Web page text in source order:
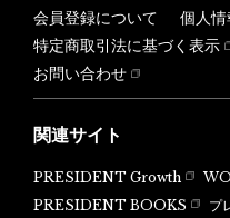
会員登録について
個人
特定商取引法に基づく表示
お問い合わせ
関連サイト
PRESIDENT Growth
PRESIDENT BOOKS
プ